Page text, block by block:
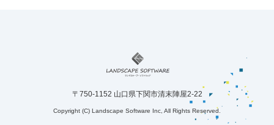
〒750-1152 山口県下関市清末陣屋2-22
Copyright (C) Landscape Software Inc, All Rights Reserved.